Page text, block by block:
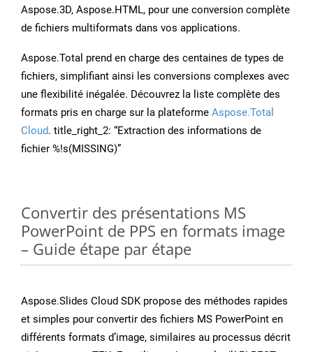
Aspose.3D, Aspose.HTML, pour une conversion complète
de fichiers multiformats dans vos applications.
Aspose.Total prend en charge des centaines de types de
fichiers, simplifiant ainsi les conversions complexes avec
une flexibilité inégalée. Découvrez la liste complète des
formats pris en charge sur la plateforme Aspose.Total
Cloud. title_right_2: “Extraction des informations de
fichier %!s(MISSING)”
Convertir des présentations MS
PowerPoint de PPS en formats image
– Guide étape par étape
Aspose.Slides Cloud SDK propose des méthodes rapides
et simples pour convertir des fichiers MS PowerPoint en
différents formats d’image, similaires au processus décrit